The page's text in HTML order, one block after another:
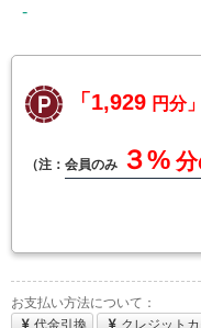
-
「1,929 円分
（注： 会員のみ ３%
お支払い方法について：
代金引換
クレジット